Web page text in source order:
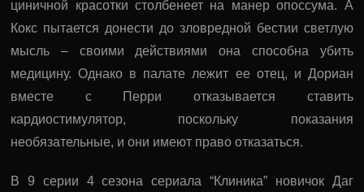
циничной красотки столбенеет на манер опоссума. А
Кокс пытается донести до зловредной бестии светлую
мысль – своими действиями она способна убить
медицину. Однако в палате лежит ее отец, и Дориан
вместе с Перри отказывается ставить
кардиостимулятор, поскольку показания
необязательные, и они имеют право отказаться.
В 9 серии 4 сезона сериала “Клиника” новичок Даг